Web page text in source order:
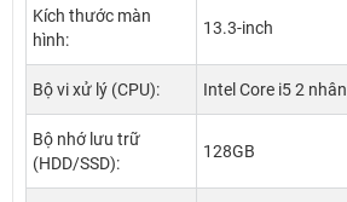
Kích thước màn
hình:
13.3-inch
Bộ vi xử lý (CPU): Intel Core i5 2 nhân
Bộ nhớ lưu trữ
(HDD/SSD):
128GB